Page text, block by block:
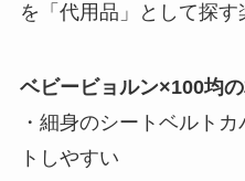
を「代用品」として探す
ベビービョルン×100均
・細身のシートベルト
トしやすい